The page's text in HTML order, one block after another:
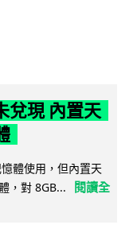
兌現 內置天
體使用，但內置天
，對 8GB...
閱讀全